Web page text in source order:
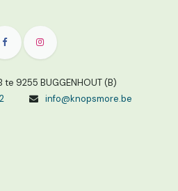
9255 BUGGENHOUT (B)
info@knopsmore.be